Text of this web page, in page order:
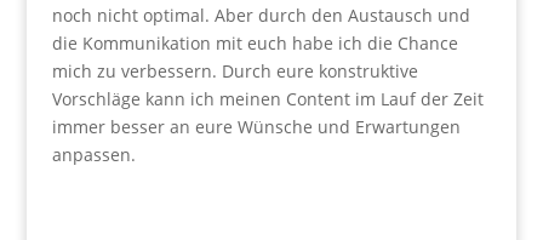
noch nicht optimal. Aber durch den Austausch und
die Kommunikation mit euch habe ich die Chance
mich zu verbessern. Durch eure konstruktive
Vorschläge kann ich meinen Content im Lauf der Zeit
immer besser an eure Wünsche und Erwartungen
anpassen.